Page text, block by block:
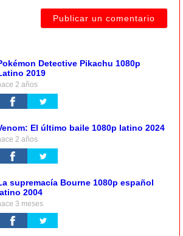
Detective Pikachu 1080p
2019
2 años
El último baile 1080p latino 2024
2 años
supremacía Bourne 1080p español
2004
3 meses